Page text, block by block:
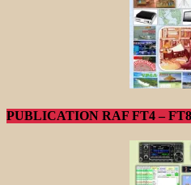
PUBLICATION RAF FT4 – FT8